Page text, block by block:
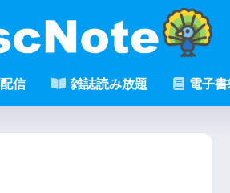
信 雑誌読み放題 電子